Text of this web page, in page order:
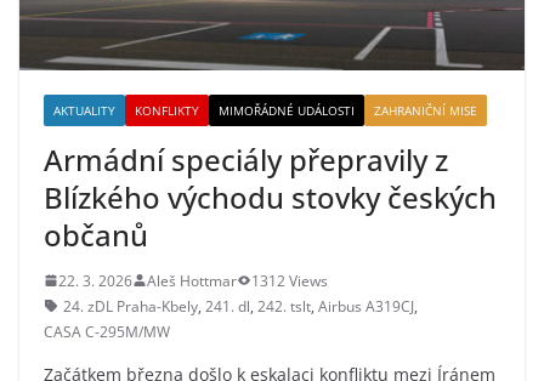
AKTUALITY KONFLIKTY MIMOŘÁDNÉ UDÁLOSTI ZAHRANIČNÍ MISE
Armádní speciály přepravily z
Blízkého východu stovky českých
občanů
22. 3. 2026 Aleš Hottmar
1312 Views
24. zDL Praha-Kbely, 241. dl, 242. tslt, Airbus A319CJ,
CASA C-295M/MW
Začátkem března došlo k eskalaci konfliktu mezi Íránem